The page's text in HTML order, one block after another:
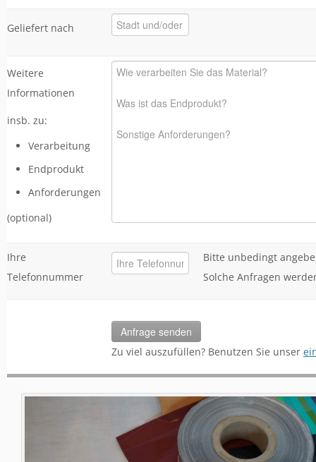
Geliefert nach
Weitere
Informationen
insb. zu:
Verarbeitung
Endprodukt
Anforderungen
(optional)
Ihre
Telefonnummer
Bitte unbedingt
Solche Anfragen
Zu viel auszufüllen? Benutzen Sie unser